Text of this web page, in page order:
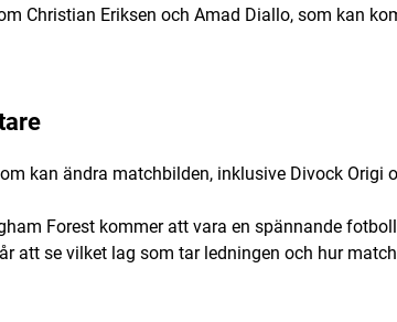
Christian Eriksen och Amad Diallo, som kan
kan ändra matchbilden, inklusive Divock Origi
Forest kommer att vara en spännande
att se vilket lag som tar ledningen och hur